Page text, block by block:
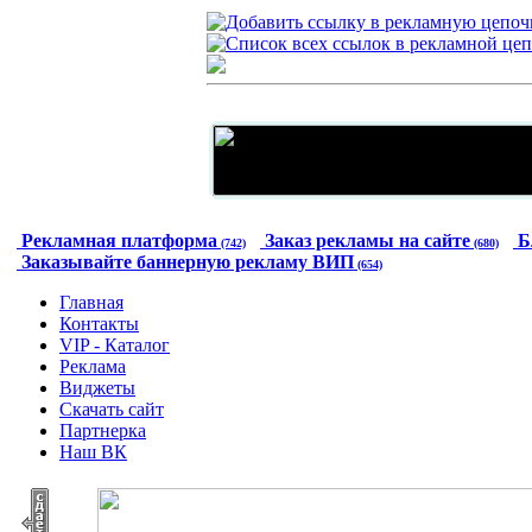
Рекламная платформа (742) Заказ рекламы на сайте (680)
Заказывайте баннерную рекламу ВИП (654)
Главная
Контакты
VIP - Каталог
Реклама
Виджеты
Скачать сайт
Партнерка
Наш ВК